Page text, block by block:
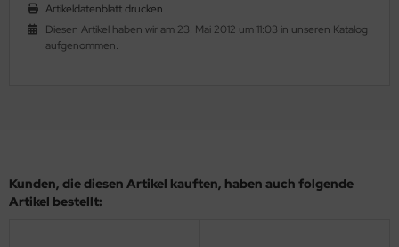
Artikeldatenblatt drucken
Diesen Artikel haben wir am 23. Mai 2012 um 11:03 in unseren Katalog
aufgenommen.
Kunden, die diesen Artikel kauften, haben auch folgende
Artikel bestellt: